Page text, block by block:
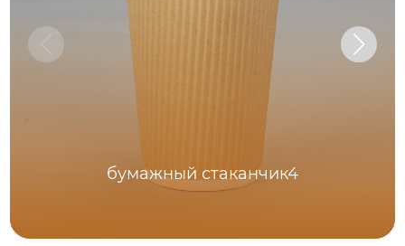
бумажный стаканчик4